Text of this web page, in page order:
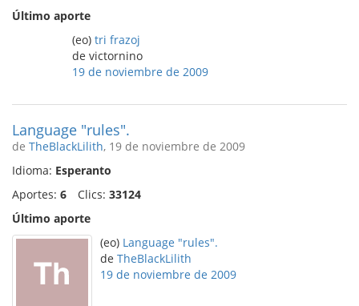
Último aporte
(eo) tri frazoj
de victornino
19 de noviembre de 2009
Language "rules".
de TheBlackLilith, 19 de noviembre de 2009
Idioma: Esperanto
Aportes: 6 Clics: 33124
Último aporte
(eo) Language "rules".
de TheBlackLilith
19 de noviembre de 2009